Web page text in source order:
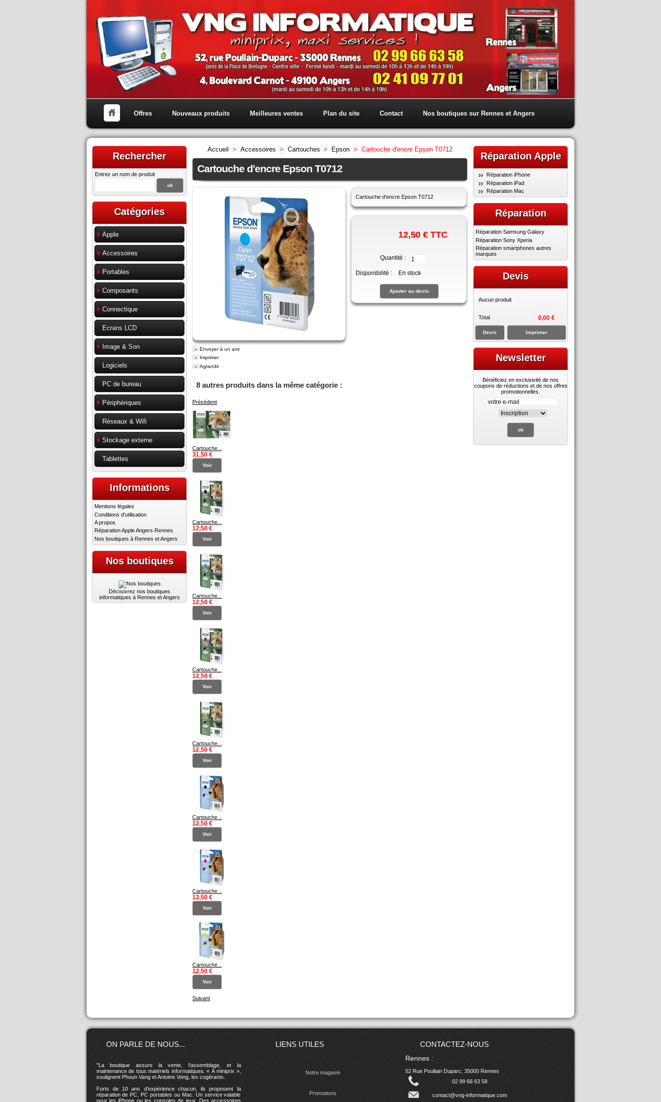
Offres Nouveaux produits Meilleures ventes Plan du site Contact Nos boutiques sur Rennes et Angers
Rechercher
Entrez un nom de produit
Catégories
Apple
Accessoires
Portables
Composants
Connectique
Ecrans LCD
Image & Son
Logiciels
PC de bureau
Périphériques
Réseaux & Wifi
Stockage externe
Tablettes
Informations
Mentions légales
Conditions d'utilisation
A propos
Réparation Apple Angers Rennes
Nos boutiques à Rennes et Angers
Nos boutiques
Découvrez nos boutiques
informatiques à Rennes et Angers
Accueil > Accessoires > Cartouches > Epson > Cartouche d'encre Epson T0712
Cartouche d'encre Epson T0712
Envoyer à un ami
Imprimer
Agrandir
Cartouche d'encre Epson T0712
12,50 €TTC
Quantité :
Disponibilité : En stock
8 autres produits dans la même catégorie :
Précédent
Cartouche...
31,50 €
Voir
Cartouche...
12,50 €
Voir
Cartouche...
12,50 €
Voir
Cartouche...
12,50 €
Voir
Cartouche...
12,50 €
Voir
Cartouche...
12,50 €
Voir
Cartouche...
12,50 €
Voir
Cartouche...
12,50 €
Voir
Suivant
Réparation Apple
Réparation iPhone
Réparation iPad
Réparation Mac
Réparation
Réparation Samsung Galaxy
Réparation Sony Xperia
Réparation smartphones autres
marques
Devis
Aucun produit
Total 0,00 €
Devis Imprimer
Newsletter
Bénéficiez en exclusivité de nos
coupons de réductions et de nos offres
promotionnelles.
ON PARLE DE NOUS...
"La boutique assure la vente, l'assemblage, et la
maintenance de tous matériels informatiques. « À miniprix »,
soulignent Phoun Vang et Antoine Vong, les cogérants.
Forts de 10 ans d'expérience chacun, ils proposent la
réparation de PC, PC portables ou Mac. Un service valable
pour les iPhone ou les consoles de jeux. Des accessoires
LIENS UTILES
Notre magasin
Promotions
CONTACTEZ-NOUS
Rennes :
52 Rue Poullain Duparc, 35000 Rennes
02 99 66 63 58
contact@vng-informatique.com